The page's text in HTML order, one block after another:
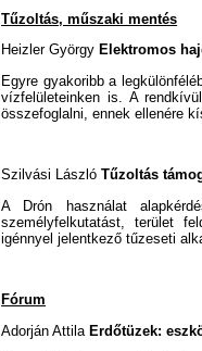
Tűzoltás, műszaki mentés
Heizler György Elektromos
Egyre gyakoribb a
vízfelületeinken is. A
összefoglalni, ennek ellenére
Szilvási LászlóTűzoltás
A Drón használat
személyfelkutatást, terület
igénnyel jelentkező tűzeseti
Fórum
Adorján AttilaErdőtüzek: